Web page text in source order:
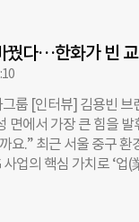
우심지역 5곳을 선정
제조업 등 민원이 잦은
리동네 맑은공기 패키
장을 대상으로 ▲사전
▲사후 모니터링 등
담을 줄이고, 주민이
대상 지역의 악취 실
꿨다…한화가 빈
룹 [인터뷰] 김용빈
면에서 가장 큰 힘을
요.” 최근 서울 중구 환
업의 핵심 가치로 ‘업